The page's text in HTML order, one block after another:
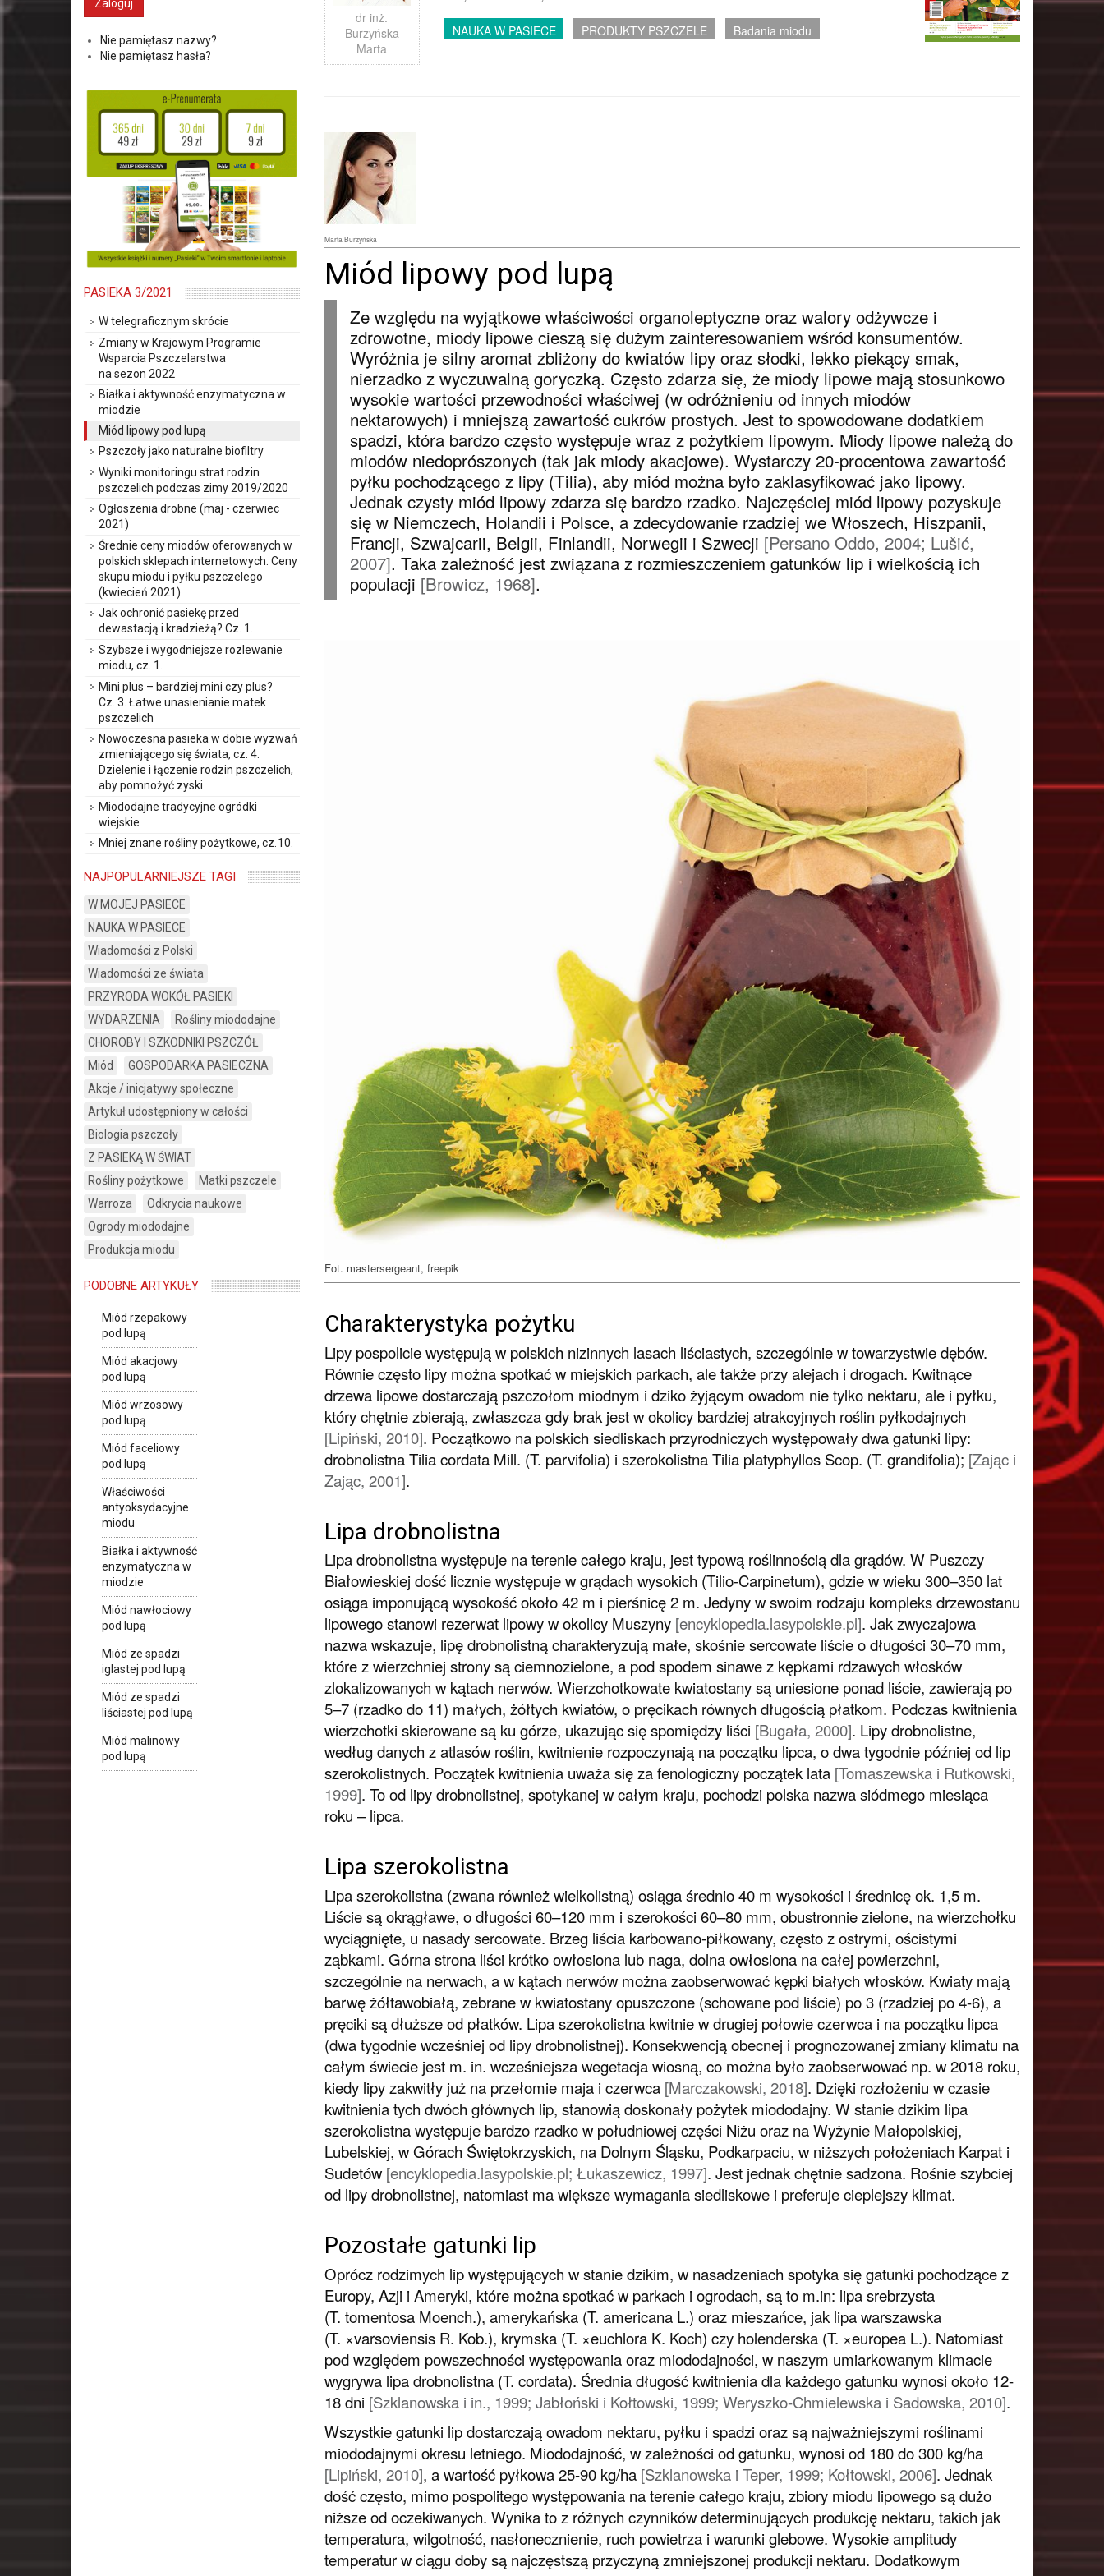
dr inż.
Burzyńska
Marta
NAUKA W PASIECE PRODUKTY PSZCZELE Badania miodu
Marta Burzyńska
Miód lipowy pod lupą
Ze względu na wyjątkowe właściwości organoleptyczne oraz walory odżywcze i
zdrowotne, miody lipowe cieszą się dużym zainteresowaniem wśród konsumentów.
Wyróżnia je silny aromat zbliżony do kwiatów lipy oraz słodki, lekko piekący smak,
nierzadko z wyczuwalną goryczką. Często zdarza się, że miody lipowe mają stosunkowo
wysokie wartości przewodności właściwej (w odróżnieniu od innych miodów
nektarowych) i mniejszą zawartość cukrów prostych. Jest to spowodowane dodatkiem
spadzi, która bardzo często występuje wraz z pożytkiem lipowym. Miody lipowe należą do
miodów niedoprószonych (tak jak miody akacjowe). Wystarczy 20-procentowa zawartość
pyłku pochodzącego z lipy (Tilia), aby miód można było zaklasyfikować jako lipowy.
Jednak czysty miód lipowy zdarza się bardzo rzadko. Najczęściej miód lipowy pozyskuje
się w Niemczech, Holandii i Polsce, a zdecydowanie rzadziej we Włoszech, Hiszpanii,
Francji, Szwajcarii, Belgii, Finlandii, Norwegii i Szwecji [Persano Oddo, 2004; Lušić,
2007]. Taka zależność jest związana z rozmieszczeniem gatunków lip i wielkością ich
populacji [Browicz, 1968].
Fot. mastersergeant, freepik
Charakterystyka pożytku
Lipy pospolicie występują w polskich nizinnych lasach liściastych, szczególnie w towarzystwie dębów.
Równie często lipy można spotkać w miejskich parkach, ale także przy alejach i drogach. Kwitnące
drzewa lipowe dostarczają pszczołom miodnym i dziko żyjącym owadom nie tylko nektaru, ale i pyłku,
który chętnie zbierają, zwłaszcza gdy brak jest w okolicy bardziej atrakcyjnych roślin pyłkodajnych
[Lipiński, 2010]. Początkowo na polskich siedliskach przyrodniczych występowały dwa gatunki lipy:
drobnolistnaTilia cordataMill. (T. parvifolia) i szerokolistnaTilia platyphyllosScop. (T. grandifolia); [Zając i
Zając, 2001].
Lipa drobnolistna
Lipa drobnolistna występuje na terenie całego kraju, jest typową roślinnością dla grądów. W Puszczy
Białowieskiej dość licznie występuje w grądach wysokich (Tilio-Carpinetum), gdzie w wieku 300–350 lat
osiąga imponującą wysokość około 42 m i pierśnicę 2 m. Jedyny w swoim rodzaju kompleks drzewostanu
lipowego stanowi rezerwat lipowy w okolicy Muszyny [encyklopedia.lasypolskie.pl]. Jak zwyczajowa
nazwa wskazuje, lipę drobnolistną charakteryzują małe, skośnie sercowate liście o długości 30–70 mm,
które z wierzchniej strony są ciemnozielone, a pod spodem sinawe z kępkami rdzawych włosków
zlokalizowanych w kątach nerwów. Wierzchotkowate kwiatostany są uniesione ponad liście, zawierają po
5–7 (rzadko do 11) małych, żółtych kwiatów, o pręcikach równych długością płatkom. Podczas kwitnienia
wierzchotki skierowane są ku górze, ukazując się spomiędzy liści [Bugała, 2000]. Lipy drobnolistne,
według danych z atlasów roślin, kwitnienie rozpoczynają na początku lipca, o dwa tygodnie później od lip
szerokolistnych. Początek kwitnienia uważa się za fenologiczny początek lata [Tomaszewska i Rutkowski,
1999]. To od lipy drobnolistnej, spotykanej w całym kraju, pochodzi polska nazwa siódmego miesiąca
roku – lipca.
Lipa szerokolistna
Lipa szerokolistna (zwana również wielkolistną) osiąga średnio 40 m wysokości i średnicę ok. 1,5 m.
Liście są okrągławe, o długości 60–120 mm i szerokości 60–80 mm, obustronnie zielone, na wierzchołku
wyciągnięte, u nasady sercowate. Brzeg liścia karbowano-piłkowany, często z ostrymi, ościstymi
ząbkami. Górna strona liści krótko owłosiona lub naga, dolna owłosiona na całej powierzchni,
szczególnie na nerwach, a w kątach nerwów można zaobserwować kępki białych włosków. Kwiaty mają
barwę żółtawobiałą, zebrane w kwiatostany opuszczone (schowane pod liście) po 3 (rzadziej po 4-6), a
pręciki są dłuższe od płatków. Lipa szerokolistna kwitnie w drugiej połowie czerwca i na początku lipca
(dwa tygodnie wcześniej od lipy drobnolistnej). Konsekwencją obecnej i prognozowanej zmiany klimatu na
całym świecie jest m. in. wcześniejsza wegetacja wiosną, co można było zaobserwować np. w 2018 roku,
kiedy lipy zakwitły już na przełomie maja i czerwca [Marczakowski, 2018]. Dzięki rozłożeniu w czasie
kwitnienia tych dwóch głównych lip, stanowią doskonały pożytek miododajny. W stanie dzikim lipa
szerokolistna występuje bardzo rzadko w południowej części Niżu oraz na Wyżynie Małopolskiej,
Lubelskiej, w Górach Świętokrzyskich, na Dolnym Śląsku, Podkarpaciu, w niższych położeniach Karpat i
Sudetów [encyklopedia.lasypolskie.pl; Łukaszewicz, 1997]. Jest jednak chętnie sadzona. Rośnie szybciej
od lipy drobnolistnej, natomiast ma większe wymagania siedliskowe i preferuje cieplejszy klimat.
Pozostałe gatunki lip
Oprócz rodzimych lip występujących w stanie dzikim, w nasadzeniach spotyka się gatunki pochodzące z
Europy, Azji i Ameryki, które można spotkać w parkach i ogrodach, są to m.in: lipa srebrzysta
(T. tomentosaMoench.), amerykańska (T. americanaL.) oraz mieszańce, jak lipa warszawska
(T. ×varsoviensisR. Kob.), krymska (T. ×euchloraK. Koch) czy holenderska (T. ×europeaL.). Natomiast
pod względem powszechności występowania oraz miododajności, w naszym umiarkowanym klimacie
wygrywa lipa drobnolistna (T. cordata). Średnia długość kwitnienia dla każdego gatunku wynosi około 12-
18 dni [Szklanowska i in., 1999; Jabłoński i Kołtowski, 1999; Weryszko-Chmielewska i Sadowska, 2010].
Wszystkie gatunki lip dostarczają owadom nektaru, pyłku i spadzi oraz są najważniejszymi roślinami
miododajnymi okresu letniego. Miododajność, w zależności od gatunku, wynosi od 180 do 300 kg/ha
[Lipiński, 2010], a wartość pyłkowa 25-90 kg/ha [Szklanowska i Teper, 1999; Kołtowski, 2006]. Jednak
dość często, mimo pospolitego występowania na terenie całego kraju, zbiory miodu lipowego są dużo
niższe od oczekiwanych. Wynika to z różnych czynników determinujących produkcję nektaru, takich jak
temperatura, wilgotność, nasłonecznienie, ruch powietrza i warunki glebowe. Wysokie amplitudy
temperatur w ciągu doby są najczęstszą przyczyną zmniejszonej produkcji nektaru. Dodatkowym
Nie pamiętasz nazwy?
Nie pamiętasz hasła?
PASIEKA 3/2021
W telegraficznym skrócie
Zmiany w Krajowym Programie
Wsparcia Pszczelarstwa
na sezon 2022
Białka i aktywność enzymatyczna w
miodzie
Miód lipowy pod lupą
Pszczoły jako naturalne biofiltry
Wyniki monitoringu strat rodzin
pszczelich podczas zimy 2019/2020
Ogłoszenia drobne (maj - czerwiec
2021)
Średnie ceny miodów oferowanych w
polskich sklepach internetowych. Ceny
skupu miodu i pyłku pszczelego
(kwiecień 2021)
Jak ochronić pasiekę przed
dewastacją i kradzieżą? Cz. 1.
Szybsze i wygodniejsze rozlewanie
miodu, cz. 1.
Mini plus – bardziej mini czy plus?
Cz. 3. Łatwe unasienianie matek
pszczelich
Nowoczesna pasieka w dobie wyzwań
zmieniającego się świata, cz. 4.
Dzielenie i łączenie rodzin pszczelich,
aby pomnożyć zyski
Miododajne tradycyjne ogródki
wiejskie
Mniej znane rośliny pożytkowe, cz. 10.
NAJPOPULARNIEJSZE TAGI
W MOJEJ PASIECE
NAUKA W PASIECE
Wiadomości z Polski
Wiadomości ze świata
PRZYRODA WOKÓŁ PASIEKI
WYDARZENIA
Rośliny miododajne
CHOROBY I SZKODNIKI PSZCZÓŁ
Miód
GOSPODARKA PASIECZNA
Akcje / inicjatywy społeczne
Artykuł udostępniony w całości
Biologia pszczoły
Z PASIEKĄ W ŚWIAT
Rośliny pożytkowe
Matki pszczele
Warroza
Odkrycia naukowe
Ogrody miododajne
Produkcja miodu
PODOBNE ARTYKUŁY
Miód rzepakowy
pod lupą
Miód akacjowy
pod lupą
Miód wrzosowy
pod lupą
Miód faceliowy
pod lupą
Właściwości
antyoksydacyjne
miodu
Białka i aktywność
enzymatyczna w
miodzie
Miód nawłociowy
pod lupą
Miód ze spadzi
iglastej pod lupą
Miód ze spadzi
liściastej pod lupą
Miód malinowy
pod lupą